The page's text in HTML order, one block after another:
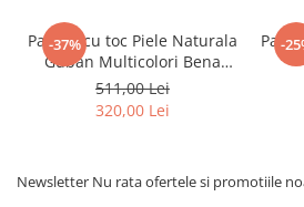
-37%
Pantofi cu toc Piele Naturala
Guban Multicolori Bena
D00646
511,00 Lei
320,00 Lei
-
Newsletter Nu rata ofertele si promotiile